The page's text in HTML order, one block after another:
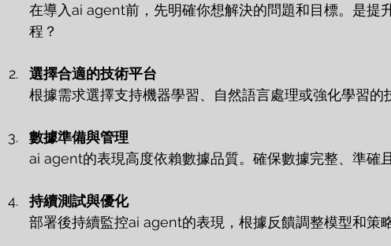
在導入ai agent前，先明確你想解決的問題和目標。是提
程？
選擇合適的技術平台
根據需求選擇支持機器學習、自然語言處理或強化學習的
數據準備與管理
ai agent的表現高度依賴數據品質。確保數據完整、準確
持續測試與優化
部署後持續監控ai agent的表現，根據反饋調整模型和策略